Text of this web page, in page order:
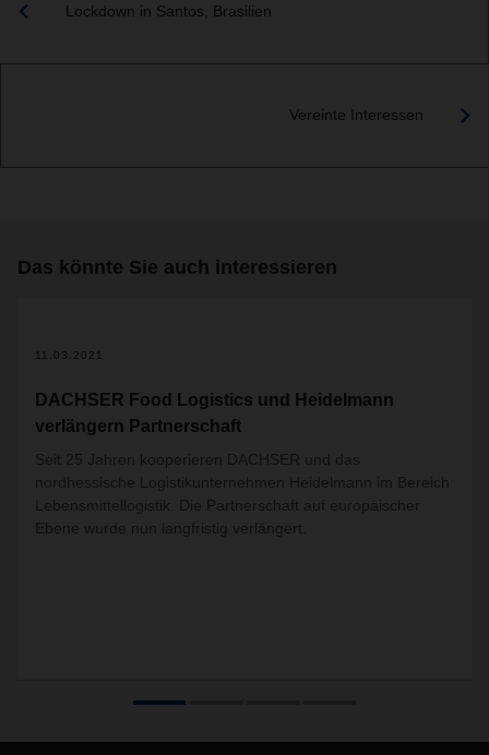
Lockdown in Santos, Brasilien
Vereinte Interessen
Das könnte Sie auch interessieren
11.03.2021
DACHSER Food Logistics und Heidelmann
verlängern Partnerschaft
Seit 25 Jahren kooperieren DACHSER und das
nordhessische Logistikunternehmen Heidelmann im Bereich
Lebensmittellogistik. Die Partnerschaft auf europäischer
Ebene wurde nun langfristig verlängert.